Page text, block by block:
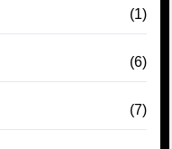
(1)
(6)
(7)